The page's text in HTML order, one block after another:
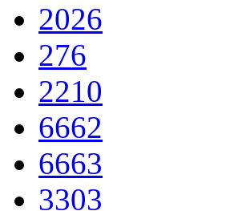
2026
276
2210
6662
6663
3303